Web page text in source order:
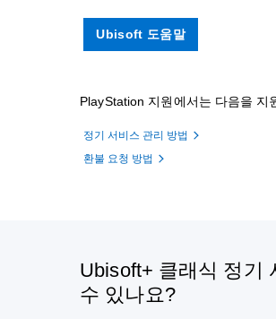
Ubisoft 도움말
PlayStation 지원에서는 다음을 지
정기 서비스 관리 방법
환불 요청 방법
Ubisoft+ 클래식 정기
수 있나요?